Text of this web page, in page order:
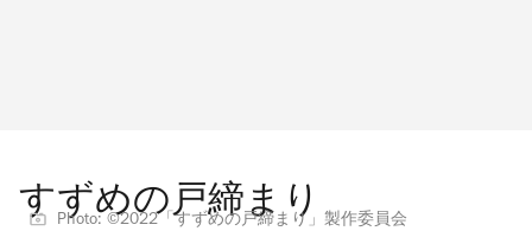
すずめの戸締まり
Photo: ©2022「すずめの戸締まり」製作委員会